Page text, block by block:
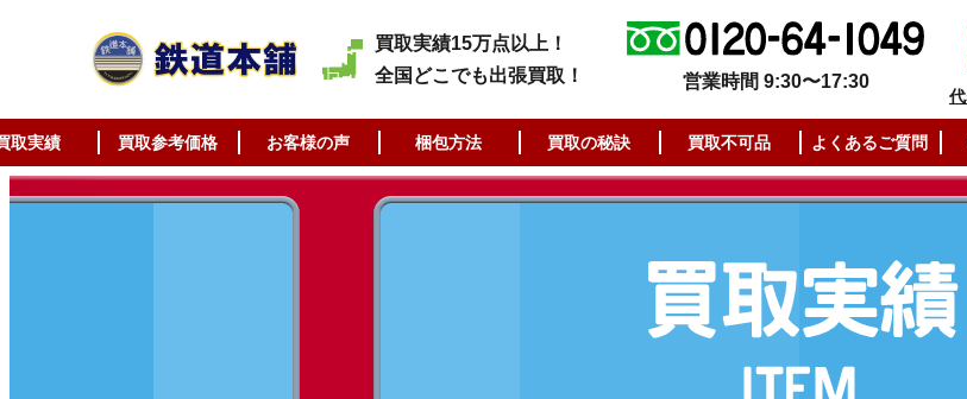
買取実績15万点以上！
全国どこでも出張買取！
営業時間 9:30〜17:30
取実績 買取参考価格 お客様の声 梱包方法 買取の秘訣 買取不可品 よくあるご質問